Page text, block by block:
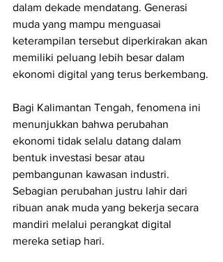
dalam dekade mendatang. Generasi
muda yang mampu menguasai
keterampilan tersebut diperkirakan akan
memiliki peluang lebih besar dalam
ekonomi digital yang terus berkembang.
Bagi Kalimantan Tengah, fenomena ini
menunjukkan bahwa perubahan
ekonomi tidak selalu datang dalam
bentuk investasi besar atau
pembangunan kawasan industri.
Sebagian perubahan justru lahir dari
ribuan anak muda yang bekerja secara
mandiri melalui perangkat digital
mereka setiap hari.